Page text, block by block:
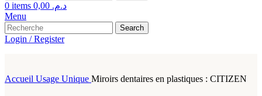
0 items د.م.
Menu
Search
Login / Register
Accueil Usage Unique Miroirs dentaires en plastiques : CITIZEN